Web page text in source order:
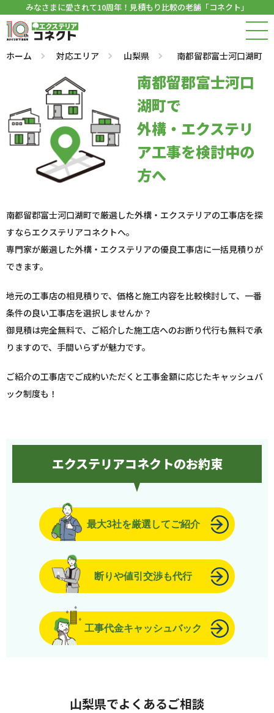
みなさまに愛されて10周年！見積もり比較の老舗「コネクト」
ホーム 対応エリア 山梨県 南都留郡富士河口湖町
南都留郡富士河口
湖町で
外構・エクステリ
ア工事を検討中の
方へ
南都留郡富士河口湖町で厳選した外構・エクステリアの工事店を探
すならエクステリアコネクトへ。
専門家が厳選した外構・エクステリアの優良工事店に一括見積りが
できます。
地元の工事店の相見積りで、価格と施工内容を比較検討して、一番
条件の良い工事店を選択しませんか？
御見積は完全無料で、ご紹介した施工店へのお断り代行も無料で承
りますので、手間いらずが魅力です。
ご紹介の工事店でご成約いただくと工事金額に応じたキャッシュバ
ック制度も！
エクステリアコネクトのお約束
最大3社を厳選してご紹介
断りや値引交渉も代行
工事代金キャッシュバック
山梨県でよくあるご相談